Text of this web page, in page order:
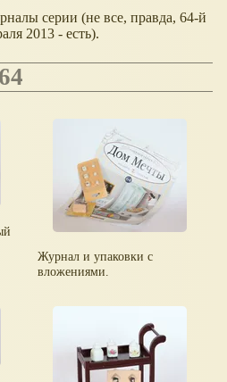
серии (не все, правда, 64-й
2013 - есть).
Журнал и упаковки с
вложениями.